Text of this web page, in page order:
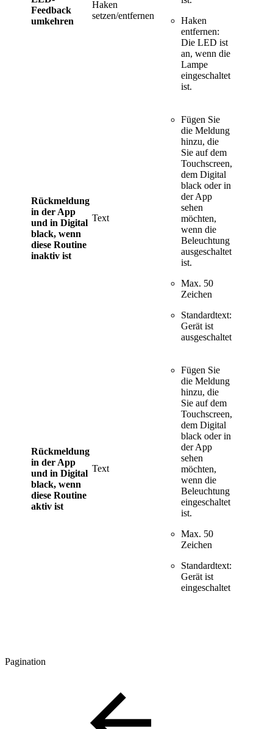
Feedback
umkehren
Haken
setzen/entfernen
Haken
entfernen:
Die LED ist
an, wenn die
Lampe
eingeschaltet
ist.
Rückmeldung
in der App
und in Digital
black, wenn
diese Routine
inaktiv ist
Text
Fügen Sie
die Meldung
hinzu, die
Sie auf dem
Touchscreen,
dem Digital
black oder in
der App
sehen
möchten,
wenn die
Beleuchtung
ausgeschaltet
ist.
Max. 50
Zeichen
Standardtext:
Gerät ist
ausgeschaltet
Rückmeldung
in der App
und in Digital
black, wenn
diese Routine
aktiv ist
Text
Fügen Sie
die Meldung
hinzu, die
Sie auf dem
Touchscreen,
dem Digital
black oder in
der App
sehen
möchten,
wenn die
Beleuchtung
eingeschaltet
ist.
Max. 50
Zeichen
Standardtext:
Gerät ist
eingeschaltet
Pagination